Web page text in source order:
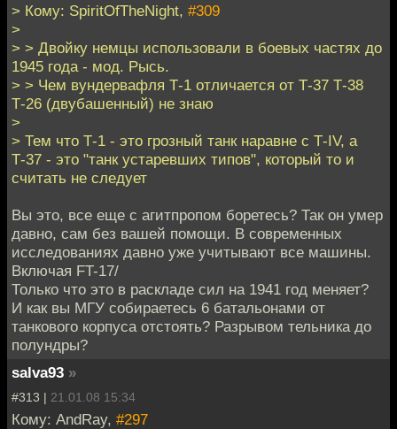
> Кому: SpiritOfTheNight, #309
>
> > Двойку немцы использовали в боевых частях до
1945 года - мод. Рысь.
> > Чем вундервафля Т-1 отличается от Т-37 Т-38
Т-26 (двубашенный) не знаю
>
> Тем что Т-1 - это грозный танк наравне с Т-IV, а
Т-37 - это "танк устаревших типов", который то и
считать не следует
Вы это, все еще с агитпропом боретесь? Так он умер
давно, сам без вашей помощи. В современных
исследованиях давно уже учитывают все машины.
Включая FT-17/
Только что это в раскладе сил на 1941 год меняет?
И как вы МГУ собираетесь 6 батальонами от
танкового корпуса отстоять? Разрывом тельника до
полундры?
salva93 »
#313 | 21.01.08 15:34
Кому: AndRay, #297